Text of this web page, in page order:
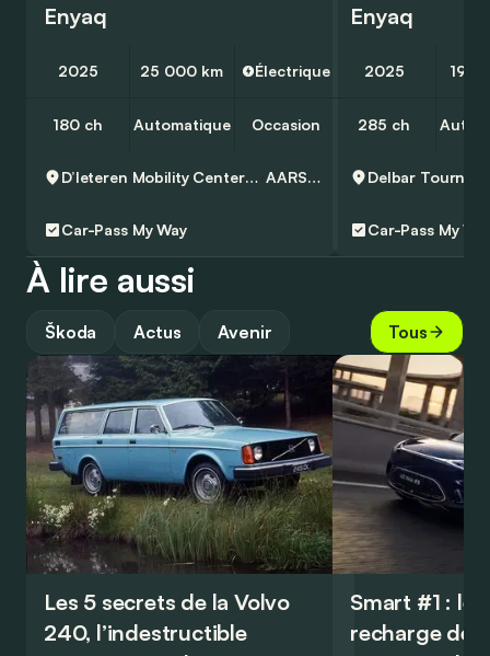
Enyaq
2025 25 000 km Électrique
180 ch Automatique Occasion
D’Ieteren Mobility Center Aarschot - Skoda AARSCHOT
Car-Pass My Way
Enyaq
2025 19
285 ch
Delbar Tournai
Car-Pass My
À lire aussi
Škoda Actus Avenir Tous
Les 5 secrets de la Volvo
240, l’indestructible
Smart #1 : le
recharge